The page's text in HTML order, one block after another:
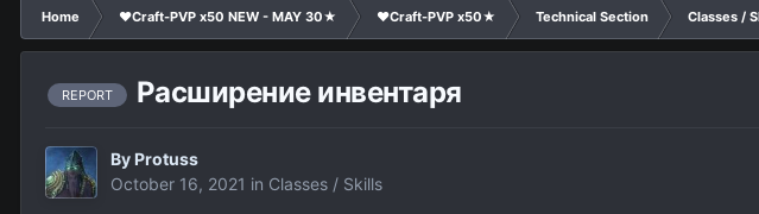
Home ❤Craft-PVP x50 NEW - MAY 30★ ❤Craft-PVP x50★ Technical Section Classes /
REPORT Расширение инвентаря
By Protuss
October 16, 2021 in Classes / Skills